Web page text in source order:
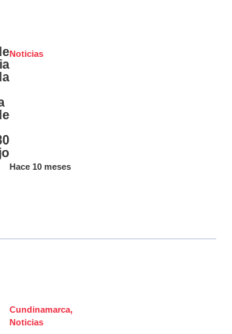
Noticias
Hace 10 meses
Cundinamarca,
Noticias